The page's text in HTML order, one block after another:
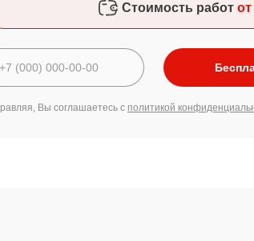
Стоимость работ от
Вы соглашаетесь с политикой